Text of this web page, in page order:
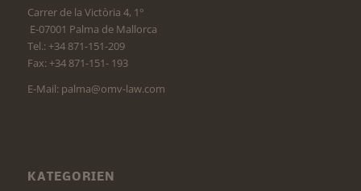
Carrer de la Victòria 4, 1°
E-07001 Palma de Mallorca
Tel.: +34 871-151-209
Fax: +34 871-151- 193
E-Mail: palma@omv-law.com
KATEGORIEN